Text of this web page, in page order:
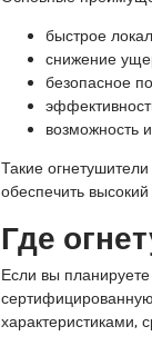
быстрое
снижение
безопасное
возможность
Такие
обеспечить
Где
Если вы
характеристиками,